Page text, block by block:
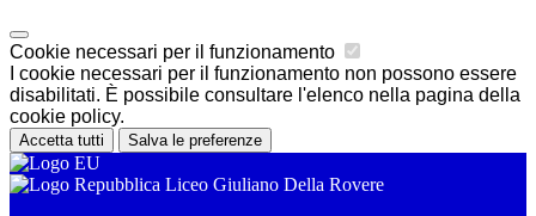
Cookie necessari per il funzionamento
I cookie necessari per il funzionamento non possono essere
disabilitati. È possibile consultare l'elenco nella pagina della
cookie policy.
Accetta tutti Salva le preferenze
Liceo Giuliano Della Rovere